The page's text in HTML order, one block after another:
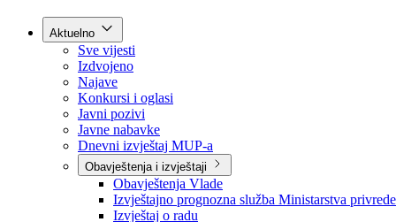
Kontakt
Aktuelno
Sve vijesti
Izdvojeno
Najave
Konkursi i oglasi
Javni pozivi
Javne nabavke
Dnevni izvještaj MUP-a
Obavještenja i izvještaji